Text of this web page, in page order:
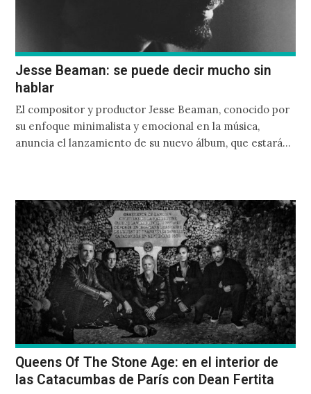
Jesse Beaman: se puede decir mucho sin
hablar
El compositor y productor Jesse Beaman, conocido por
su enfoque minimalista y emocional en la música,
anuncia el lanzamiento de su nuevo álbum, que estará…
Queens Of The Stone Age: en el interior de
las Catacumbas de París con Dean Fertita